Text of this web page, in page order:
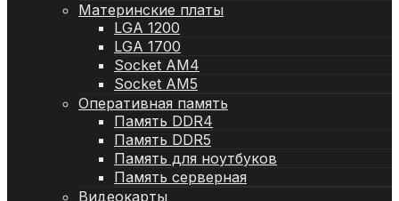
Материнские платы
LGA 1200
LGA 1700
Socket AM4
Socket AM5
Оперативная память
Память DDR4
Память DDR5
Память для ноутбуков
Память серверная
Видеокарты